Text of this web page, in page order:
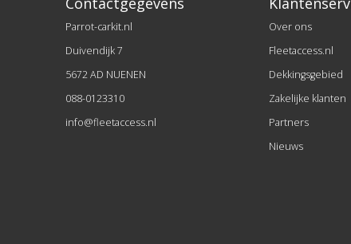
Parrot-carkit.nl
Duivendijk 7
5672 AD NUENEN
088-0123310
info@fleetaccess.nl
Over ons
Fleetaccess.nl
Dekkingsgebied
Zakelijke klanten
Partners
Nieuws